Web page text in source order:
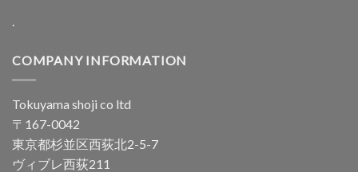
.
COMPANY INFORMATION
Tokuyama shoji co ltd
〒167-0042
東京都杉並区西荻北2-5-7
ヴィブレ西荻211